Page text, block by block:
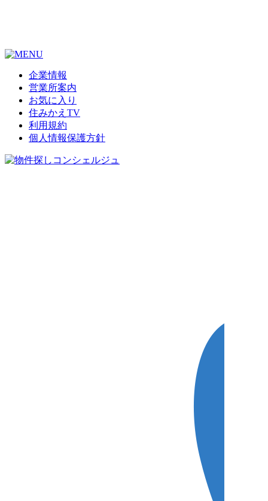
企業情報
営業所案内
お気に入り
住みかえTV
利用規約
個人情報保護方針